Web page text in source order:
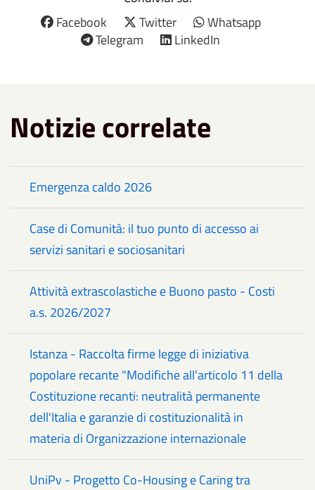
Facebook
Twitter
Whatsapp
Telegram
LinkedIn
Notizie correlate
Emergenza caldo 2026
Case di Comunità: il tuo punto di accesso ai
servizi sanitari e sociosanitari
Attività extrascolastiche e Buono pasto - Costi
a.s. 2026/2027
Istanza - Raccolta firme legge di iniziativa
popolare recante "Modifiche all'articolo 11 della
Costituzione recanti: neutralità permanente
dell'Italia e garanzie di costituzionalità in
materia di Organizzazione internazionale
UniPv - Progetto Co-Housing e Caring tra